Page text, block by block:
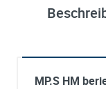
MP.S HM